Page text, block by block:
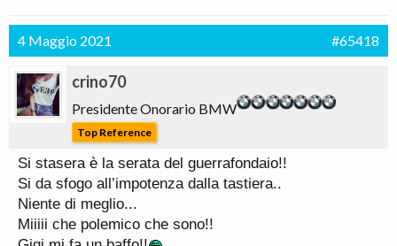
4 Maggio 2021 #65418
crino70
Presidente Onorario BMW
Top Reference
Si stasera è la serata del guerrafondaio!!
Si da sfogo all’impotenza dalla tastiera..
Niente di meglio...
Miiiii che polemico che sono!!